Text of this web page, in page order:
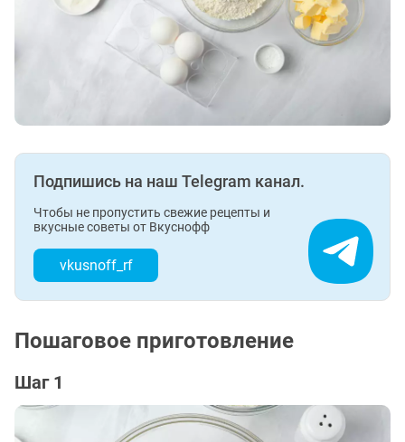
Подпишись на наш Telegram канал.
Чтобы не пропустить свежие рецепты и
вкусные советы от Вкуснофф
vkusnoff_rf
Пошаговое приготовление
Шаг 1